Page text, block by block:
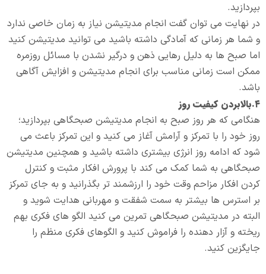
بپردازید.
در نهایت می توان گفت انجام مدیتیشن نیاز به زمان خاصی ندارد
و شما هر زمانی که آمادگی داشته باشید می توانید مدیتیشن کنید
اما صبح ها به دلیل رهایی ذهن و درگیر نشدن با مسائل روزمره
ممکن است زمانی مناسب برای انجام مدیتیشن و افزایش آگاهی
باشد.
۴.بالابردن کیفیت روز
هنگامی که هر روز صبح به انجام مدیتیشن صبحگاهی بپردازید؛
روز خود را با تمرکز و آرامش آغاز می کنید و این تمرکز باعث می
شود که ادامه روز انرژی بیشتری داشته باشید و همچنین مدیتیشن
صبحگاهی به شما کمک می کند با پرورش افکار مثبت و کنترل
کردن افکار مزاحم وقت خود را ارزشمند تر بگذرانید و به جای تمرکز
بر استرس ها بیشتر به سمت شفقت و مهربانی هدایت شوید و
البته در مدیتیشن صبحگاهی تمرین می کنید الگو های فکری بهم
ریخته و آزار دهنده را فراموش کنید و الگوهای فکری منظم را
جایگزین کنید.